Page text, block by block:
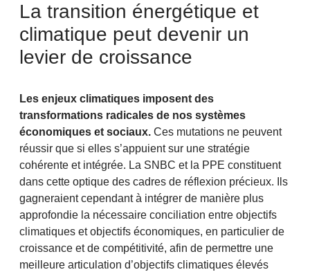
La transition énergétique et
climatique peut devenir un
levier de croissance
Les enjeux climatiques imposent des
transformations radicales de nos systèmes
économiques et sociaux. Ces mutations ne peuvent
réussir que si elles s’appuient sur une stratégie
cohérente et intégrée. La SNBC et la PPE constituent
dans cette optique des cadres de réflexion précieux. Ils
gagneraient cependant à intégrer de manière plus
approfondie la nécessaire conciliation entre objectifs
climatiques et objectifs économiques, en particulier de
croissance et de compétitivité, afin de permettre une
meilleure articulation d’objectifs climatiques élevés